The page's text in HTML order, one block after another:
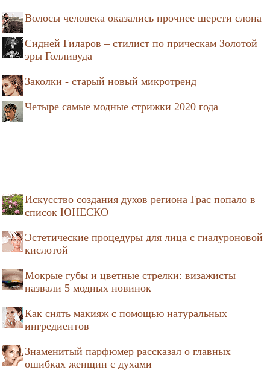
Волосы человека оказались прочнее шерсти слона
Сидней Гиларов – стилист по прическам Золотой
эры Голливуда
Заколки - старый новый микротренд
Четыре самые модные стрижки 2020 года
Искусство создания духов региона Грас попало в
список ЮНЕСКО
Эстетические процедуры для лица с гиалуроновой
кислотой
Мокрые губы и цветные стрелки: визажисты
назвали 5 модных новинок
Как снять макияж с помощью натуральных
ингредиентов
Знаменитый парфюмер рассказал о главных
ошибках женщин с духами